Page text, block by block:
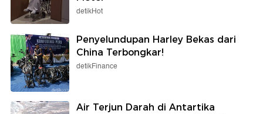
detikHot
Penyelundupan Harley Bekas dari
China Terbongkar!
detikFinance
Air Terjun Darah di Antartika